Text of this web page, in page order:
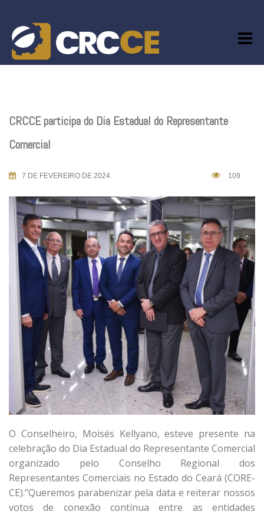
content
CRCCE participa do Dia Estadual do Representante
Comercial
7 DE FEVEREIRO DE 2024 109
O Conselheiro, Moisés Kellyano, esteve presente na
celebração do Dia Estadual do Representante Comercial
organizado pelo Conselho Regional dos
Representantes Comerciais no Estado do Ceará (CORE-
CE).”Queremos parabenizar pela data e reiterar nossos
votos de conexão contínua entre as entidades